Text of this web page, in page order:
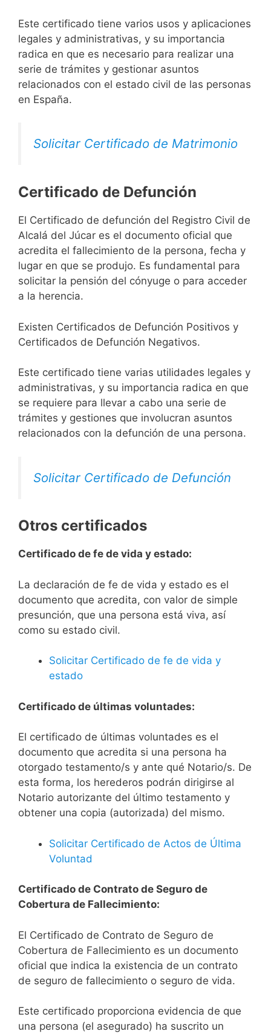
Este certificado tiene varios usos y aplicaciones
legales y administrativas, y su importancia
radica en que es necesario para realizar una
serie de trámites y gestionar asuntos
relacionados con el estado civil de las personas
en España.
Solicitar Certificado de Matrimonio
Certificado de Defunción
El Certificado de defunción del Registro Civil de
Alcalá del Júcar es el documento oficial que
acredita el fallecimiento de la persona, fecha y
lugar en que se produjo. Es fundamental para
solicitar la pensión del cónyuge o para acceder
a la herencia.
Existen Certificados de Defunción Positivos y
Certificados de Defunción Negativos.
Este certificado tiene varias utilidades legales y
administrativas, y su importancia radica en que
se requiere para llevar a cabo una serie de
trámites y gestiones que involucran asuntos
relacionados con la defunción de una persona.
Solicitar Certificado de Defunción
Otros certificados
Certificado de fe de vida y estado:
La declaración de fe de vida y estado es el
documento que acredita, con valor de simple
presunción, que una persona está viva, así
como su estado civil.
Solicitar Certificado de fe de vida y
estado
Certificado de últimas voluntades:
El certificado de últimas voluntades es el
documento que acredita si una persona ha
otorgado testamento/s y ante qué Notario/s. De
esta forma, los herederos podrán dirigirse al
Notario autorizante del último testamento y
obtener una copia (autorizada) del mismo.
Solicitar Certificado de Actos de Última
Voluntad
Certificado de Contrato de Seguro de
Cobertura de Fallecimiento:
El Certificado de Contrato de Seguro de
Cobertura de Fallecimiento es un documento
oficial que indica la existencia de un contrato
de seguro de fallecimiento o seguro de vida.
Este certificado proporciona evidencia de que
una persona (el asegurado) ha suscrito un